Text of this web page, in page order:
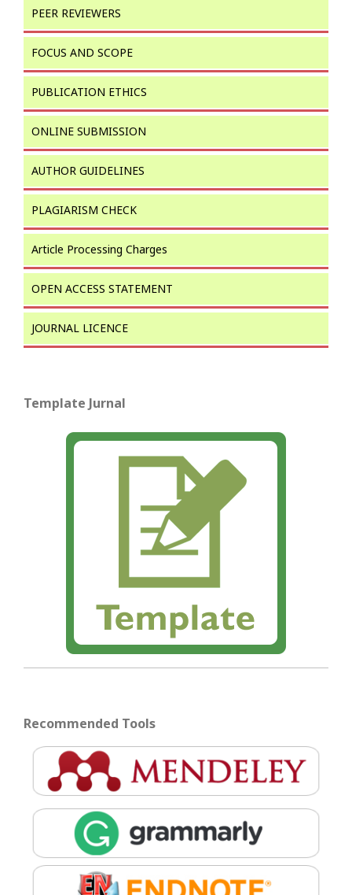
PEER REVIEWERS
FOCUS AND SCOPE
PUBLICATION ETHICS
ONLINE SUBMISSION
AUTHOR GUIDELINES
PLAGIARISM CHECK
Article Processing Charges
OPEN ACCESS STATEMENT
JOURNAL LICENCE
Template Jurnal
Recommended Tools